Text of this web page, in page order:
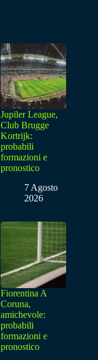
Jupiler League,
Club Brugge
Kortrijk:
probabili
formazioni e
pronostico
7 Agosto
2026
Fiorentina A
Coruna,
amichevole:
probabili
formazioni e
pronostico